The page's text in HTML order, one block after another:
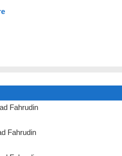
Fahrudin
Fahrudin